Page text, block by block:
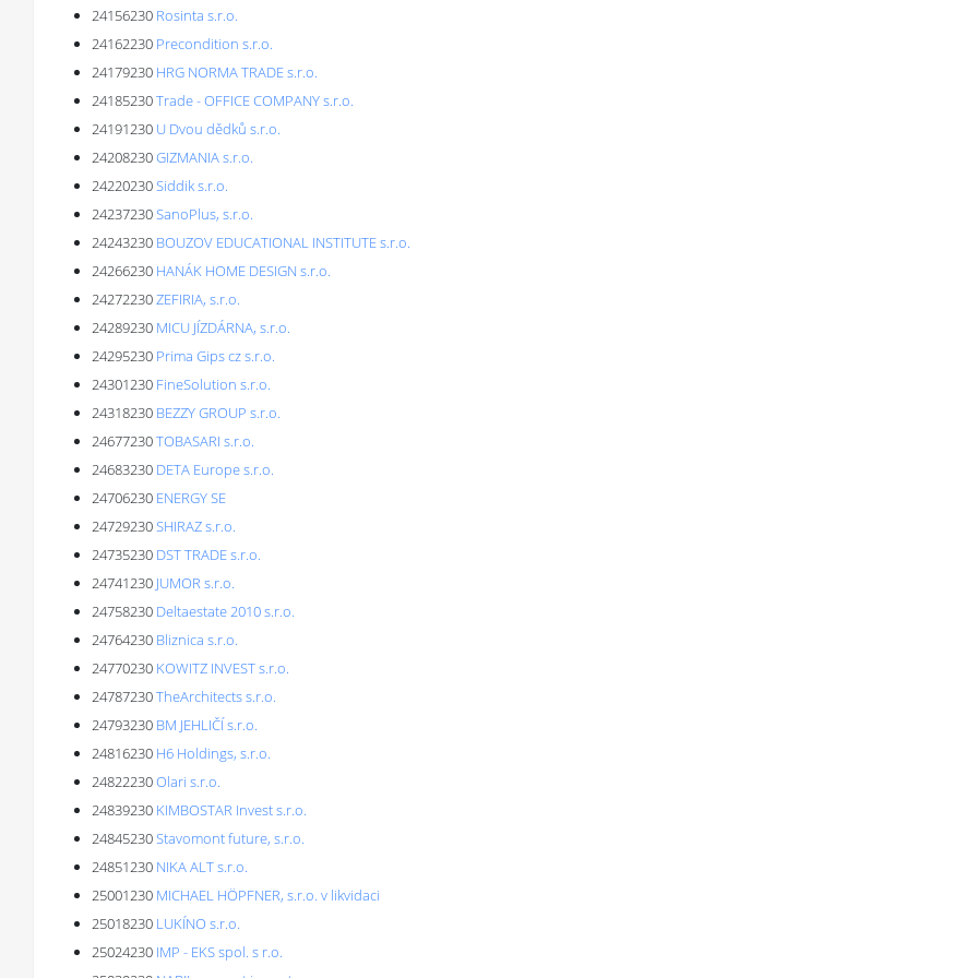
24156230 Rosinta s.r.o.
24162230 Precondition s.r.o.
24179230 HRG NORMA TRADE s.r.o.
24185230Trade - OFFICE COMPANY s.r.o.
24191230 U Dvou dědků s.r.o.
24208230GIZMANIA s.r.o.
24220230Siddik s.r.o.
24237230SanoPlus, s.r.o.
24243230 BOUZOV EDUCATIONAL INSTITUTE s.r.o.
24266230 HANÁK HOME DESIGN s.r.o.
24272230ZEFIRIA, s.r.o.
24289230 MICU JÍZDÁRNA, s.r.o.
24295230 Prima Gips cz s.r.o.
24301230 FineSolution s.r.o.
24318230 BEZZY GROUP s.r.o.
24677230TOBASARI s.r.o.
24683230 DETA Europe s.r.o.
24706230 ENERGY SE
24729230SHIRAZ s.r.o.
24735230 DST TRADE s.r.o.
24741230 JUMOR s.r.o.
24758230 Deltaestate 2010 s.r.o.
24764230 Bliznica s.r.o.
24770230 KOWITZ INVEST s.r.o.
24787230TheArchitects s.r.o.
24793230 BM JEHLIČÍ s.r.o.
24816230 H6 Holdings, s.r.o.
24822230Olari s.r.o.
24839230 KIMBOSTAR Invest s.r.o.
24845230Stavomont future, s.r.o.
24851230 NIKA ALT s.r.o.
25001230 MICHAEL HÖPFNER, s.r.o. v likvidaci
25018230 LUKÍNO s.r.o.
25024230 IMP - EKS spol. s r.o.